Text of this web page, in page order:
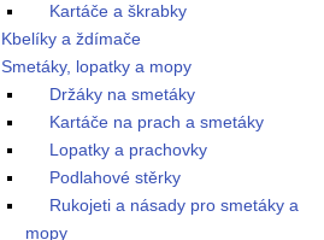
Kartáče a škrabky
Kbelíky a ždímače
Smetáky, lopatky a mopy
Držáky na smetáky
Kartáče na prach a smetáky
Lopatky a prachovky
Podlahové stěrky
Rukojeti a násady pro smetáky a
mopy